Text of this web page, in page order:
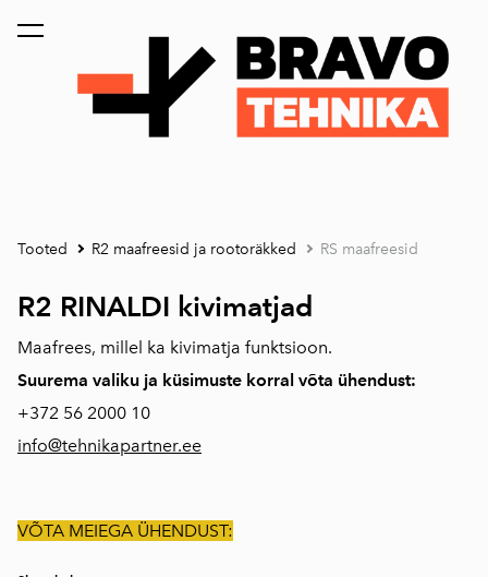
lisati ostukorvi. Vaata ostukorvi
Tooted R2 maafreesid ja rootoräkked RS maafreesid
R2 RINALDI kivimatjad
Maafrees, millel ka kivimatja funktsioon.
Suurema valiku ja küsimuste korral võta ühendust:
+372 56 2000 10
info@tehnikapartner.ee
VÕTA MEIEGA ÜHENDUST: